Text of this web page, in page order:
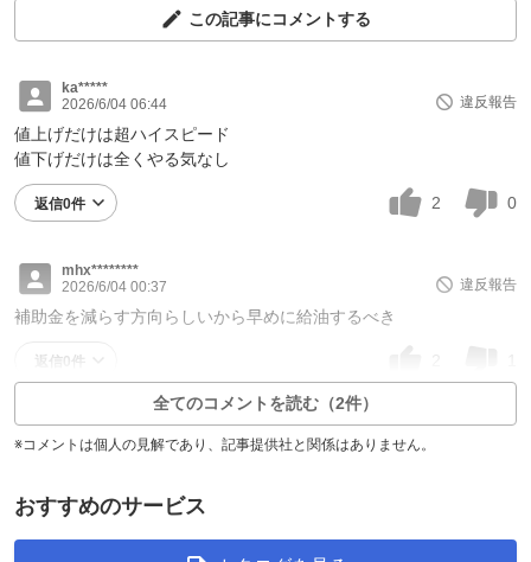
この記事にコメントする
ka*****
2026/6/04 06:44
違反報告
値上げだけは超ハイスピード
値下げだけは全くやる気なし
返信0件 2 0
mhx********
2026/6/04 00:37
違反報告
補助金を減らす方向らしいから早めに給油するべき
返信0件
全てのコメントを読む（2件）
※コメントは個人の見解であり、記事提供社と関係はありません。
おすすめのサービス